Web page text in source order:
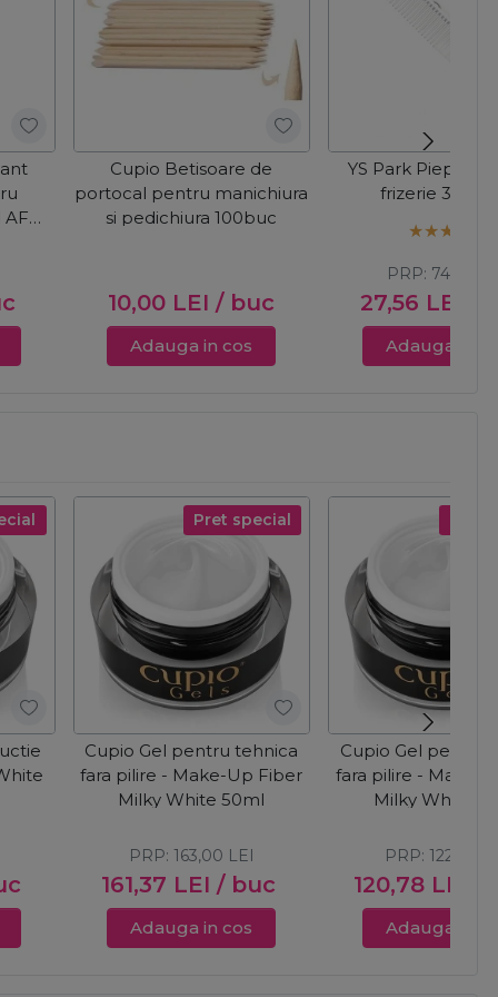
AF
Cupio Betisoare de
portocal pentru manichiura
si pedichiura 100buc
10,00 LEI / buc
Adauga in cos
YS Park Pieptan
frizerie 339 -
27,56 LEI
PRP: 74,00
Adauga in
Pret special
Cupio Gel pentru tehnica
fara pilire - Make-Up Fiber
Milky White 50ml
161,37 LEI / buc
PRP: 163,00 LEI
Adauga in cos
Cupio Gel pentru
fara pilire - Make-
Milky White
120,78 LEI
PRP: 122,00
Adauga in